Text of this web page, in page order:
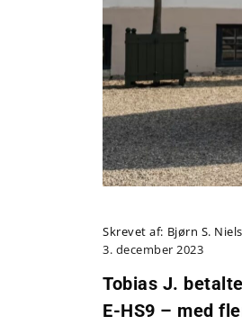
Skrevet af: Bjørn S.
3. december 2023
Tobias J.
E-HS9 – med